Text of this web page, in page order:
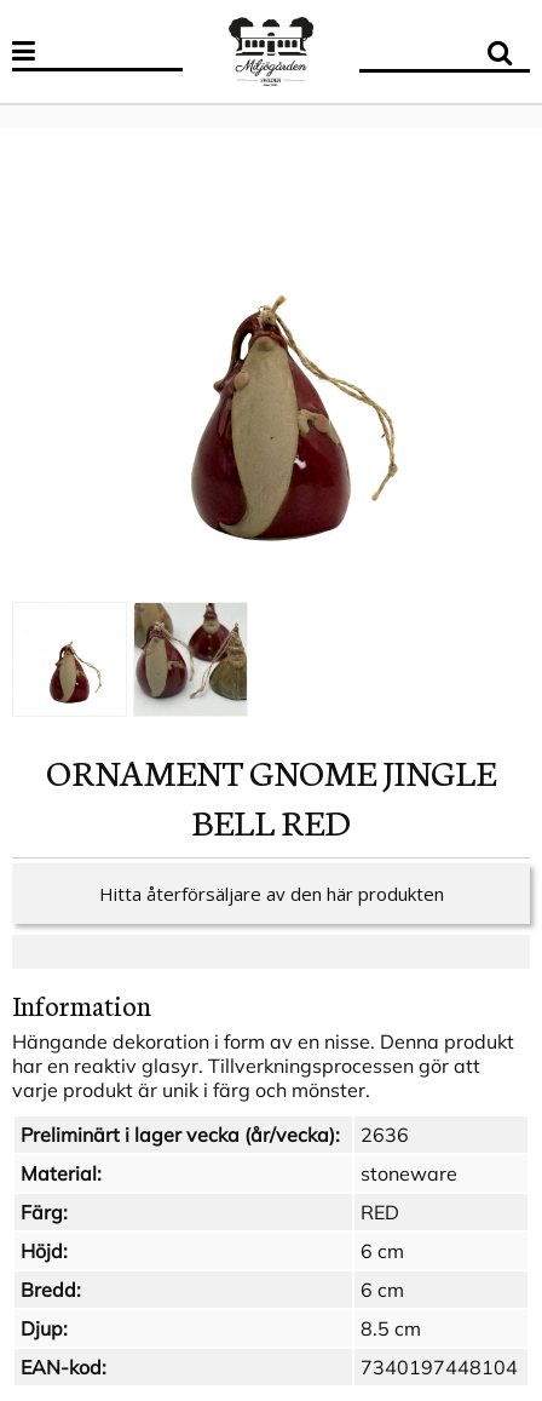
ORNAMENT GNOME JINGLE
BELL RED
Hitta återförsäljare av den här produkten
Information
Hängande dekoration i form av en nisse. Denna produkt
har en reaktiv glasyr. Tillverkningsprocessen gör att
varje produkt är unik i färg och mönster.
Preliminärt i lager vecka (år/vecka):
2636
Material:
stoneware
Färg:
RED
Höjd:
6 cm
Bredd:
6 cm
Djup:
8.5 cm
EAN-kod:
7340197448104